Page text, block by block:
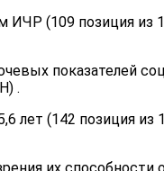
ИЧР (109 позиция из
показателей
.
лет (142 позиция